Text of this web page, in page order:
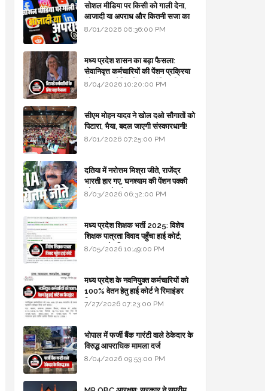
सोशल मीडिया पर किसी को गाली देना,
आजादी या अपराध और कितनी सजा का
प्रावधान - free legal advice
8/01/2026 06:36:00 PM
मध्य प्रदेश शासन का बड़ा फैसला:
सेवानिवृत्त कर्मचारियों की पेंशन प्रक्रिया
और बजट कोडिंग में हुए क्रांतिकारी
8/04/2026 10:20:00 PM
सीएम मोहन यादव ने खोल दओ सौगातों को
पिटारा, भैया, बदल जाएगी संस्कारधानी!
8/01/2026 07:25:00 PM
दतिया में नरोत्तम मिश्रा जीते, राजेंद्र
भारती हार गए, घनश्याम की पेंशन पक्की
और आशुतोष बैक टू...
8/03/2026 06:32:00 PM
मध्य प्रदेश शिक्षक भर्ती 2025: विशेष
शिक्षक पात्रता विवाद पहुँचा हाई कोर्ट;
सरकार से माँगा जवाब
8/05/2026 10:49:00 PM
मध्य प्रदेश के नवनियुक्त कर्मचारियों को
100% वेतन हेतु हाई कोर्ट ने रिमाइंडर
लिखा
7/27/2026 07:23:00 PM
भोपाल में फर्जी बैंक गारंटी वाले ठेकेदार के
विरुद्ध आपराधिक मामला दर्ज
8/04/2026 09:53:00 PM